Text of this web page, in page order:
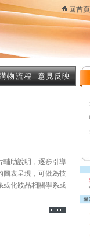
回首頁
物流程 意見反映
助說明，逐步引導
圖表呈現，可做為技
或化妝品相關學系或